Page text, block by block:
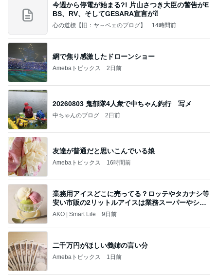
今週から停電が始まる?! 片山さつき大臣の警告がE
BS、RV、そしてGESARA宣言が⁈
心の道標【旧：ヤ～ベェのブログ】 14時間前
網で焦り感激したドローンショー
Amebaトピックス 2日前
20260803 鬼郁隊4人衆で中ちゃん釣行 写メ
中ちゃんのブログ 2日前
友達が普通だと思いこんでいる娘
Amebaトピックス 16時間前
業務用アイスどこに売ってる？ロッテやタカナシ等
安い市販の2リットルアイスは業務スーパーやシャ
トレ
AKO | Smart Life 9日前
二千万円がほしい義姉の言い分
Amebaトピックス 1日前